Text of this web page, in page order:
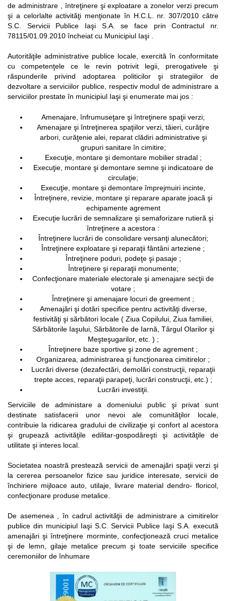
de administrare , întreţinere şi exploatare a zonelor verzi precum
şi a celorlalte activităţi menţionate în H.C.L. nr. 307/2010 către
S.C. Servicii Publice Iaşi S.A. se face prin Contractul nr.
78115/01.09.2010 încheiat cu Municipiul Iaşi .
Autorităţile administrative publice locale, exercită în conformitate
cu competenţele ce le revin potrivit legii, prerogativele şi
răspunderile privind adoptarea politicilor şi strategiilor de
dezvoltare a serviciilor publice, respectiv modul de administrare a
serviciilor prestate în municipiul Iaşi şi enumerate mai jos :
Amenajare, înfrumuseţare şi întreţinere spaţii verzi;
Amenajare şi întreţinerea spaţiilor verzi, tăieri, curăţire
arbori, curăţenie alei, reparat clădiri administrative şi
grupuri sanitare în cimitire;
Execuţie, montare şi demontare mobilier stradal ;
Execuţie, montare şi demontare semne şi indicatoare de
circulaţie;
Execuţie, montare şi demontare împrejmuiri incinte,
Întreţinere, revizie, montare şi reparare aparate joacă şi
echipamente agrement
Execuţie lucrări de semnalizare şi semaforizare rutieră şi
întreţinere a acestora :
Întreţinere lucrări de consolidare versanţi alunecători;
Întreţinere exploatare şi reparaţii fântâni arteziene ;
Întreţinere poduri, podeţe şi pasaje ;
Întreţinere şi reparaţii monumente;
Confecţionare materiale electorale şi amenajare secţii de
votare ;
Întreţinere şi amenajare locuri de greement ;
Amenajări şi dotări specifice pentru activităţi diverse,
festivităţi şi sărbători locale ( Ziua Copilului, Ziua familiei,
Sărbătorile Iaşului, Sărbătorile de Iarnă, Târgul Olarilor şi
Meşteşugarilor, etc. ) ;
Întreţinere baze sportive şi zone de agrement ;
Organizarea, administrarea şi funcţionarea cimitirelor ;
Lucrări diverse (dezafectări, demolări construcţii, reparaţii
trepte acces, reparaţii parapeţi, lucrări construcţii, etc.) ;
Lucrări investiţii.
Serviciile de administare a domeniului public şi privat sunt
destinate satisfacerii unor nevoi ale comunităţilor locale,
contribuie la ridicarea gradului de civilizaţie şi confort al acestora
şi grupează activităţile edilitar-gospodăreşti şi activităţile de
utilitate şi interes local.
Societatea noastră prestează servicii de amenajări spaţii verzi şi
la cererea persoanelor fizice sau juridice interesate, servicii de
închiriere mijloace auto, utilaje, livrare material dendro- floricol,
confecţionare produse metalice.
De asemenea , în cadrul activităţii de administrare a cimitirelor
publice din municipiul Iaşi S.C. Servicii Publice Iaşi S.A. execută
amenajări şi întreţinere morminte, confecţionează cruci metalice
şi de lemn, gilaje metalice precum şi toate serviciile specifice
ceremoniilor de înhumare